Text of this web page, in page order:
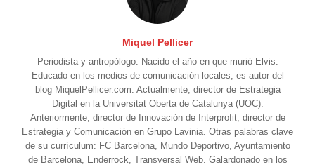
Miquel Pellicer
Periodista y antropólogo. Nacido el año en que murió Elvis.
Educado en los medios de comunicación locales, es autor del
blog MiquelPellicer.com. Actualmente, director de Estrategia
Digital en la Universitat Oberta de Catalunya (UOC).
Anteriormente, director de Innovación de Interprofit; director de
Estrategia y Comunicación en Grupo Lavinia. Otras palabras clave
de su currículum: FC Barcelona, Mundo Deportivo, Ayuntamiento
de Barcelona, Enderrock, Transversal Web. Galardonado en los